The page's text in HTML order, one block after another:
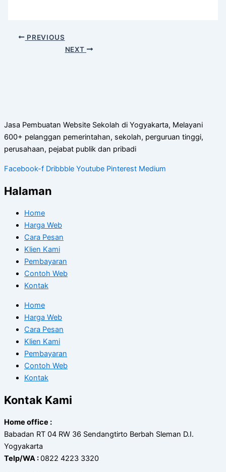
PREVIOUS
NEXT
Jasa Pembuatan Website Sekolah di Yogyakarta, Melayani
600+ pelanggan pemerintahan, sekolah, perguruan tinggi,
perusahaan, pejabat publik dan pribadi
Facebook-f Dribbble Youtube Pinterest Medium
Halaman
Home
Harga Web
Cara Pesan
Klien Kami
Pembayaran
Contoh Web
Kontak
Home
Harga Web
Cara Pesan
Klien Kami
Pembayaran
Contoh Web
Kontak
Kontak Kami
Home office :
Babadan RT 04 RW 36 Sendangtirto Berbah Sleman D.I.
Yogyakarta
Telp/WA :0822 4223 3320